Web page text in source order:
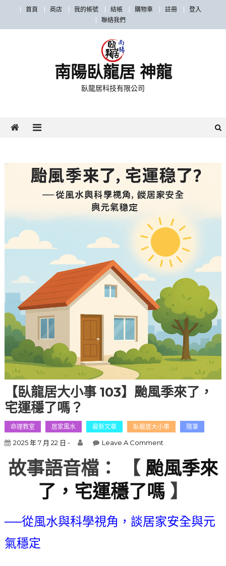
首頁 商店 我的帳號 結帳 購物車 註冊
登入
聯絡我們
南陽臥龍居 神龍
臥龍居科技有限公司
【臥龍居大小事 103】颱風季來了，
宅運穩了嗎？
命理教室 居家風水 最新文章 臥龍居大小事 隨筆
2025 年 7 月 22 日 - Leave A Comment
故事語音檔： 【 颱風季來
了，宅運穩了嗎 】
──從風水與科學視角，談居家安全與元
氣穩定